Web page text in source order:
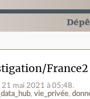
France2
21 mai 2021 à 05:48.
vie_privée